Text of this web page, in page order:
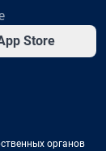
Store
органов